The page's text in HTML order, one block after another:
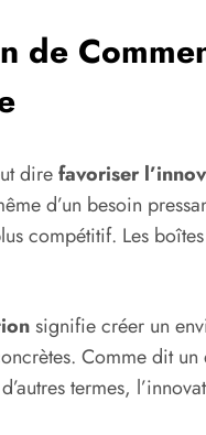
de
direfavoriser
d’un besoin
compétitif. Les
signifie créer un
Comme dit
termes,